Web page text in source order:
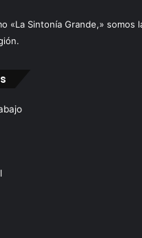
«La Sintonía Grande,» somos